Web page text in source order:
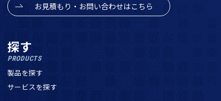
お見積もり・お問い合わせはこちら
探す
PRODUCTS
製品を探す
サービスを探す